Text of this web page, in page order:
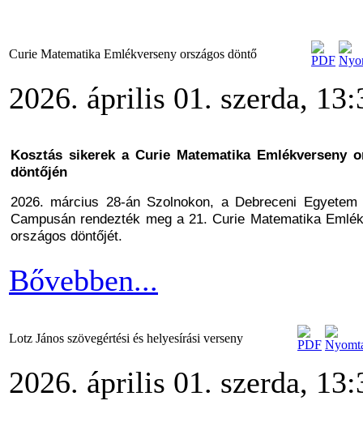
Curie Matematika Emlékverseny országos döntő
2026. április 01. szerda,
Kosztás sikerek a Curie Matematika Emlékverseny
döntőjén
2026. március 28-án Szolnokon, a Debreceni Egyetem
Campusán rendezték meg a 21. Curie Matematika
országos döntőjét.
Bővebben...
Lotz János szövegértési és helyesírási verseny
2026. április 01. szerda,